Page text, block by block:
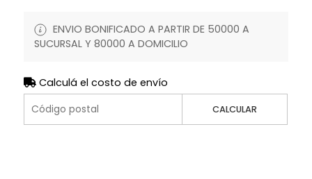
ENVIO BONIFICADO A PARTIR DE 50000 A
SUCURSAL Y 80000 A DOMICILIO
Calculá el costo de envío
CALCULAR